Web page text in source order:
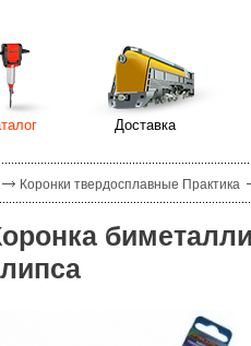
Доставка
Коронки твердосплавные Практика